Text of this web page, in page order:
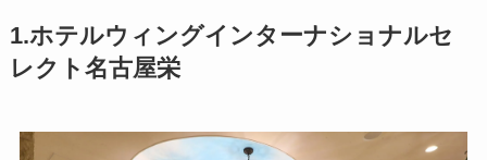
1.ホテルウィングインターナショナルセ
レクト名古屋栄